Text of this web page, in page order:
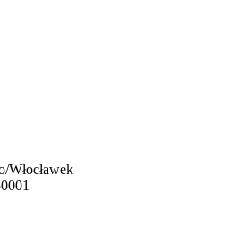
Włocławek